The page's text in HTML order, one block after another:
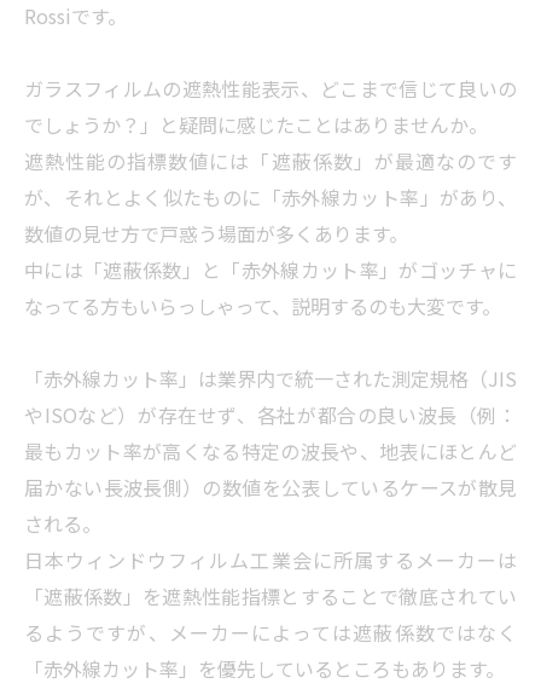
Rossiです。
ガラスフィルムの遮熱性能表示、どこまで信じて良いの
でしょうか？」と疑問に感じたことはありませんか。
遮熱性能の指標数値には「遮蔽係数」が最適なのです
が、それとよく似たものに「赤外線カット率」があり、
数値の見せ方で戸惑う場面が多くあります。
中には「遮蔽係数」と「赤外線カット率」がゴッチャに
なってる方もいらっしゃって、説明するのも大変です。
「赤外線カット率」は業界内で統一された測定規格（JIS
やISOなど）が存在せず、各社が都合の良い波長（例：
最もカット率が高くなる特定の波長や、地表にほとんど
届かない長波長側）の数値を公表しているケースが散見
される。
日本ウィンドウフィルム工業会に所属するメーカーは
「遮蔽係数」を遮熱性能指標とすることで徹底されてい
るようですが、メーカーによっては遮蔽係数ではなく
「赤外線カット率」を優先しているところもあります。